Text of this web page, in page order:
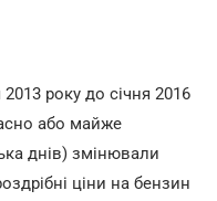
року до січня 2016
або майже
днів) змінювали
ціни на бензин